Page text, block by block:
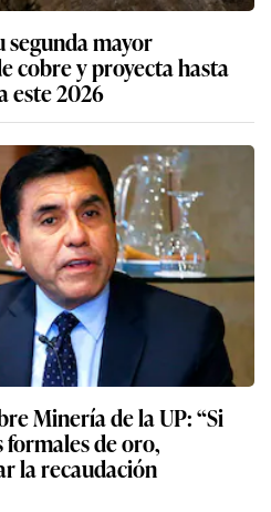
segunda mayor
cobre y proyecta hasta
este 2026
Minería de la UP: “Si
de oro,
la recaudación